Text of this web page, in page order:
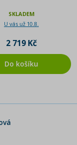
SKLADEM
U vás už 10.8.
2 719 Kč
Do košíku